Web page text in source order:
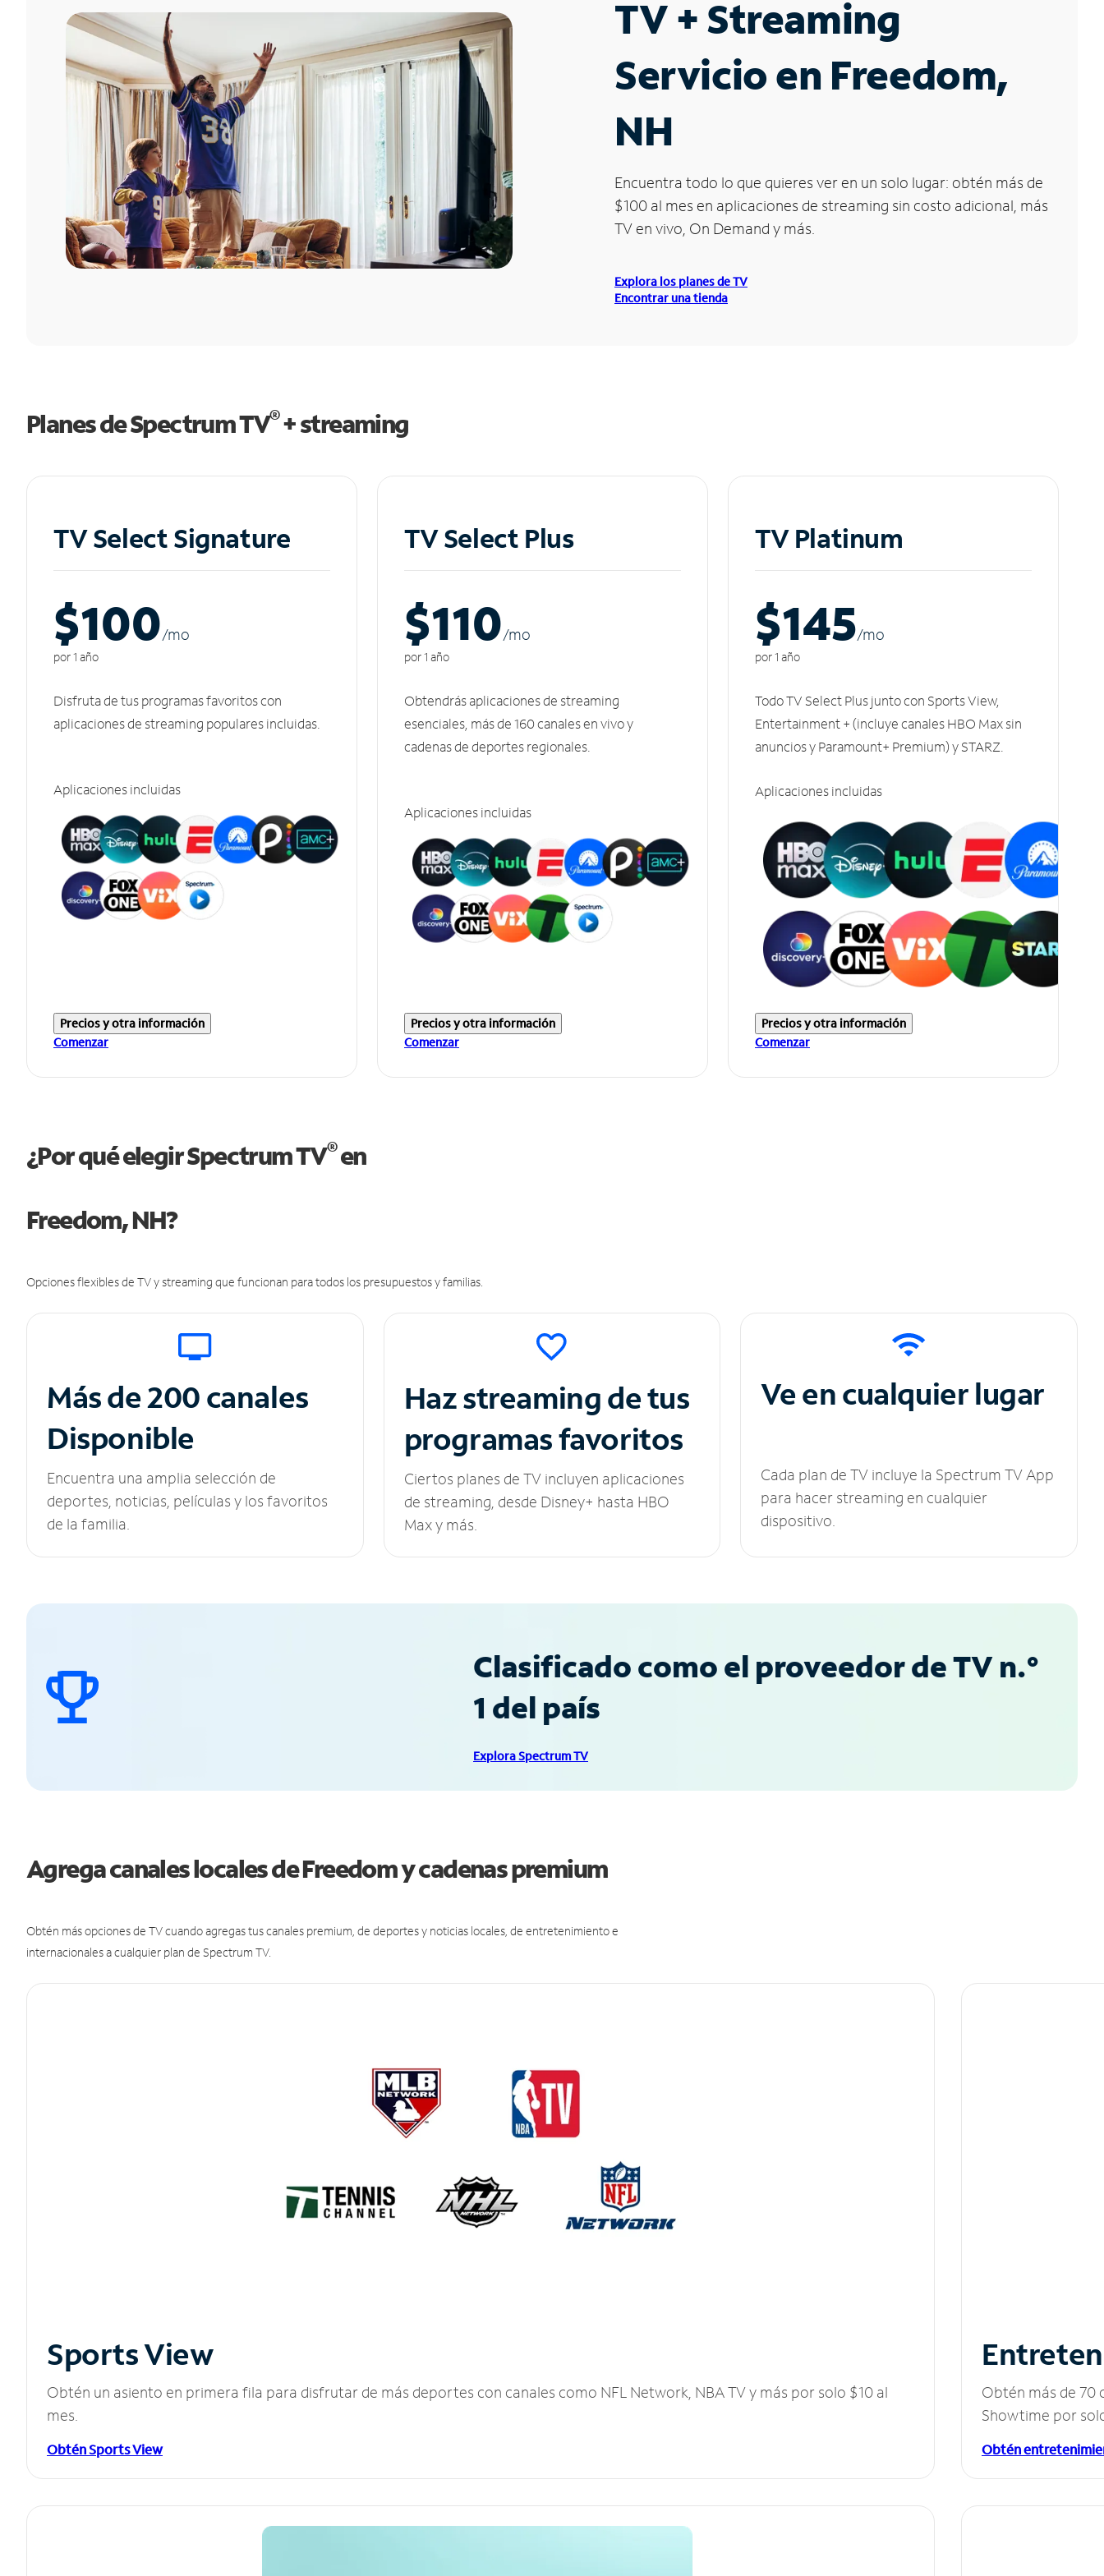
TV + Streaming
Servicio en Freedom,
NH
Encuentra todo lo que quieres ver en un solo lugar: obtén más de
$100 al mes en aplicaciones de streaming sin costo adicional, más
TV en vivo, On Demand y más.
Explora los planes de TV
Encontrar una tienda
Planes de Spectrum TV®+ streaming
TV Select Signature
$100/mo
por 1 año
Disfruta de tus programas favoritos con
aplicaciones de streaming populares incluidas.
Aplicaciones incluidas
Precios y otra información
Comenzar
TV Select Plus
$110/mo
por 1 año
Obtendrás aplicaciones de streaming
esenciales, más de 160 canales en vivo y
cadenas de deportes regionales.
Aplicaciones incluidas
Precios y otra información
Comenzar
TV Platinum
$145/mo
por 1 año
Todo TV Select Plus junto con Sports View,
Entertainment + (incluye canales HBO Max sin
anuncios y Paramount+ Premium) y STARZ.
Aplicaciones incluidas
Precios y otra información
Comenzar
¿Por qué elegir Spectrum TV®en
Freedom, NH?
Opciones flexibles de TV y streaming que funcionan para todos los presupuestos y familias.
Más de 200 canales
Disponible
Encuentra una amplia selección de
deportes, noticias, películas y los favoritos
de la familia.
Haz streaming de tus
programas favoritos
Ciertos planes de TV incluyen aplicaciones
de streaming, desde Disney+ hasta HBO
Max y más.
Ve en cualquier lugar
Cada plan de TV incluye la Spectrum TV App
para hacer streaming en cualquier
dispositivo.
Clasificado como el proveedor de TV n.°
1 del país
Explora Spectrum TV
Agrega canales locales de Freedom y cadenas premium
Obtén más opciones de TV cuando agregas tus canales premium, de deportes y noticias locales, de entretenimiento e
internacionales a cualquier plan de Spectrum TV.
Sports View
Obtén un asiento en primera fila para disfrutar de más deportes con canales como NFL Network, NBA TV y más por solo $10 al
mes.
Obtén Sports View
Obtén más de 70
Showtime por
Obtén